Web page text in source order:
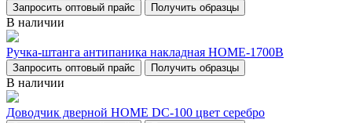
Запросить оптовый прайс Получить образцы
В наличии
Ручка-штанга антипаника накладная НОМЕ-1700В
Запросить оптовый прайс Получить образцы
В наличии
Доводчик дверной НОМЕ DC-100 цвет серебро